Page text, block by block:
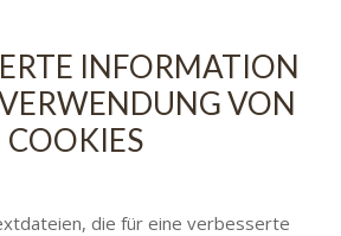
INFORMATION
VON
COOKIES
die für eine verbesserte